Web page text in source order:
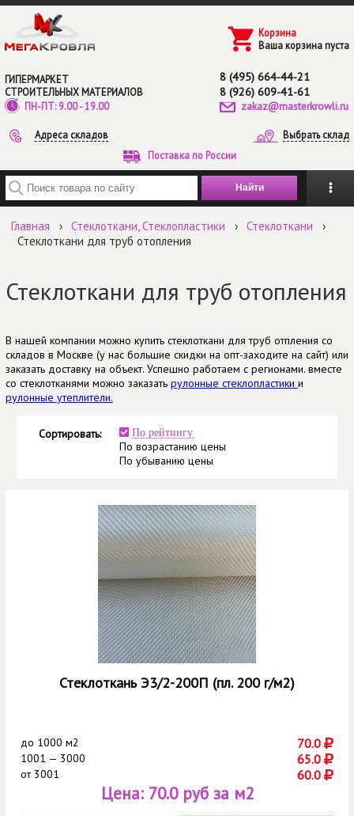
Перейти к основному содержанию
ГИПЕРМАРКЕТ
СТРОИТЕЛЬНЫХ МАТЕРИАЛОВ
ПН-ПТ: 9.00 - 19.00
8 (495) 664-44-21
8 (926) 609-41-61
zakaz@masterkrowli.ru
Адреса складов
Выбрать склад
Поставка по России
Корзина
Ваша корзина пуста
Введите ключевые слова для поиска
Главная › Стеклоткани, Стеклопластики › Стеклоткани
›
Стеклоткани для труб отопления
Стеклоткани для труб отопления
В нашей компании можно купить стеклоткани для труб отпления со
складов в Москве (у нас большие скидки на опт-заходите на сайт) или
заказать доставку на объект. Успешно работаем с регионами. вместе
со стеклотканями можно заказать рулонные стеклопластики и
рулонные утеплители.
Сортировать: По рейтингу
По возрастанию цены
По убыванию цены
Стеклоткань Э3/2-200П (пл. 200 г/м2)
до 1000 м2 70.0
1001 — 3000 65.0
от3001 60.0
Цена: 70.0 руб за м2